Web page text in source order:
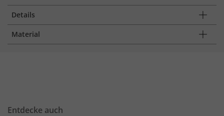
Details
Material
Entdecke auch